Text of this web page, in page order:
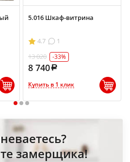
5.016 Шкаф-витрина
4.7
1
13 020
-33%
8 740
Купить в 1 клик
1 2 3
замерщика!